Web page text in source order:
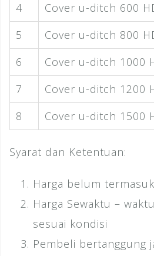
4 Cover u-ditch 600
5
Cover u-ditch 800
6
Cover u-ditch 1000
7
Cover u-ditch 1200
8
Cover u-ditch 1500
Syarat dan Ketentuan:
Harga belum
Harga Sewaktu –
sesuai kondisi
Pembeli bertanggung